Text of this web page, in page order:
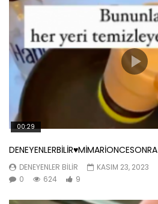
00:29
DENEYENLERBİLİR♥️MİMARİONCESONRA
DENEYENLER BILIR
KASIM 23, 2023
0
624 9